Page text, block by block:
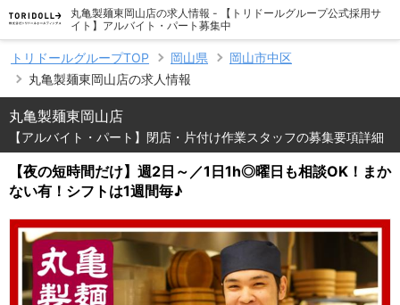
丸亀製麺東岡山店の求人情報 - 【トリドールグループ公式採用サ
イト】アルバイト・パート募集中
トリドールグループTOP 岡山県
岡山市中区
丸亀製麺東岡山店の求人情報
丸亀製麺東岡山店
【アルバイト・パート】閉店・片付け作業スタッフの募集要項詳細
【夜の短時間だけ】週2日～／1日1h◎曜日も相談OK！まか
ない有！シフトは1週間毎♪